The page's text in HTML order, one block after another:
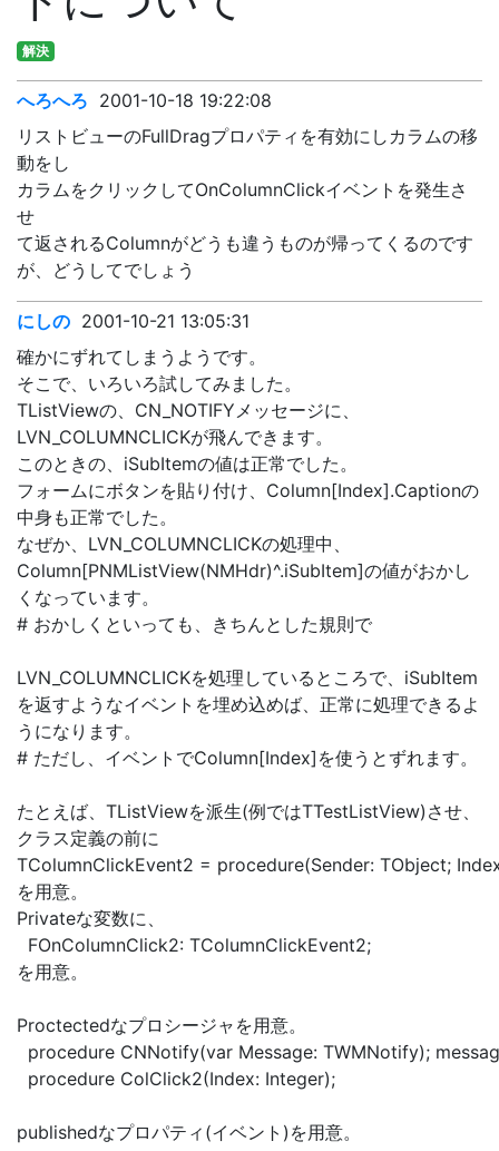
解決
へろへろ 2001-10-18 19:22:08
リストビューのFullDragプロパティを有効にしカラムの移
動をし
カラムをクリックしてOnColumnClickイベントを発生さ
せ
て返されるColumnがどうも違うものが帰ってくるのです
が、どうしてでしょう
にしの 2001-10-21 13:05:31
確かにずれてしまうようです。
そこで、いろいろ試してみました。
TListViewの、CN_NOTIFYメッセージに、
LVN_COLUMNCLICKが飛んできます。
このときの、iSubItemの値は正常でした。
フォームにボタンを貼り付け、Column[Index].Captionの
中身も正常でした。
なぜか、LVN_COLUMNCLICKの処理中、
Column[PNMListView(NMHdr)^.iSubItem]の値がおかし
くなっています。
# おかしくといっても、きちんとした規則で
LVN_COLUMNCLICKを処理しているところで、iSubItem
を返すようなイベントを埋め込めば、正常に処理できるよ
うになります。
# ただし、イベントでColumn[Index]を使うとずれます。
たとえば、TListViewを派生(例ではTTestListView)させ、
クラス定義の前に
TColumnClickEvent2 = procedure(Sender: TObject;
を用意。
Privateな変数に、
FOnColumnClick2: TColumnClickEvent2;
を用意。
Proctectedなプロシージャを用意。
procedure CNNotify(var Message: TWMNotify);
procedure ColClick2(Index: Integer);
publishedなプロパティ(イベント)を用意。